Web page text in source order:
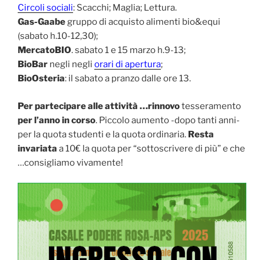
Circoli sociali: Scacchi; Maglia; Lettura.
Gas-Gaabegruppo di acquisto alimenti bio&equi
(sabato h.10-12,30);
MercatoBIO. sabato 1 e 15 marzo h.9-13;
BioBar negli negli orari di apertura;
BioOsteria: il sabato a pranzo dalle ore 13.
Per partecipare alle attività …rinnovotesseramento
per l’anno in corso. Piccolo aumento -dopo tanti anni-
per la quota studenti e la quota ordinaria. Resta
invariata a 10€ la quota per “sottoscrivere di più” e che
…consigliamo vivamente!